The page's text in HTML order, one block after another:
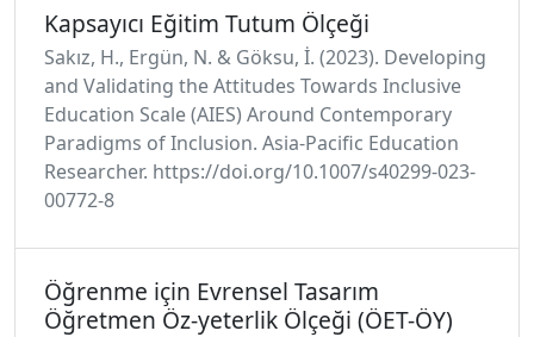
Kapsayıcı Eğitim Tutum Ölçeği
Sakız, H., Ergün, N. & Göksu, İ. (2023). Developing
and Validating the Attitudes Towards Inclusive
Education Scale (AIES) Around Contemporary
Paradigms of Inclusion. Asia-Pacific Education
Researcher. https://doi.org/10.1007/s40299-023-
00772-8
Öğrenme için Evrensel Tasarım
Öğretmen Öz-yeterlik Ölçeği (ÖET-ÖY)